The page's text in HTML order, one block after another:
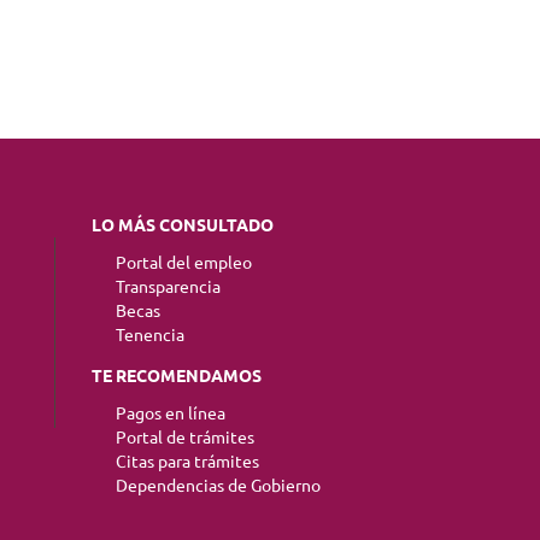
LO MÁS CONSULTADO
Portal del empleo
Transparencia
Becas
Tenencia
TE RECOMENDAMOS
Pagos en línea
Portal de trámites
Citas para trámites
Dependencias de Gobierno